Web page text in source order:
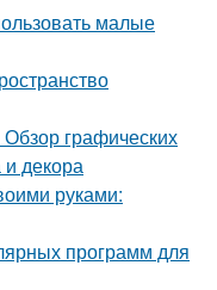
малые
графических
декора
руками:
программ для